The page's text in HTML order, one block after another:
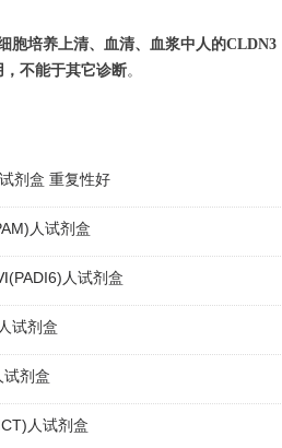
胞培养上清、血清、血浆中人的CLDN3
，不能于其它诊断。
剂盒 重复性好
人试剂盒
人试剂盒
试剂盒
试剂盒
人试剂盒